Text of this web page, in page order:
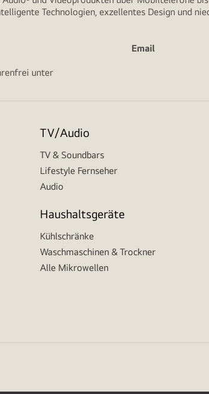
Technologien, exzellentes Design und
Email
unter
TV/Audio
TV & Soundbars
Lifestyle Fernseher
Audio
Haushaltsgeräte
Kühlschränke
Waschmaschinen & Trockner
Alle Mikrowellen